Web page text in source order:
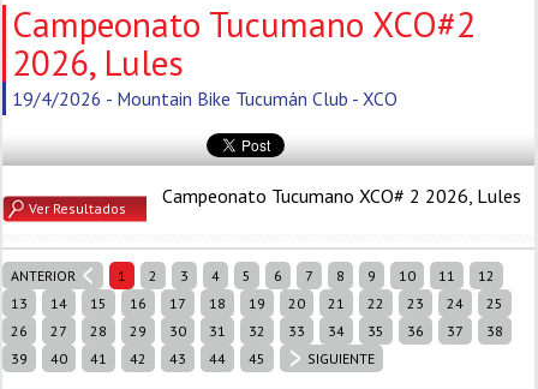
Campeonato Tucumano XCO#2
2026, Lules
19/4/2026 - Mountain Bike Tucumán Club - XCO
Campeonato Tucumano XCO# 2 2026, Lules
Ver Resultados
ANTERIOR 1 2 3 4 5 6 7 8 9 10 11
12
13
14 15 16 17 18 19 20 21 22 23 24
25
26
27 28 29 30 31 32 33 34 35 36 37
38
39
40 41 42 43 44 45 SIGUIENTE